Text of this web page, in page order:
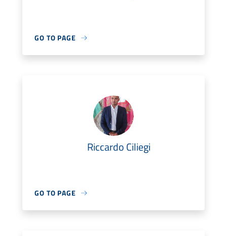
GO TO PAGE
Riccardo Ciliegi
GO TO PAGE